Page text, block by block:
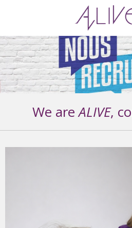
contenu
principal
We areALIVE,